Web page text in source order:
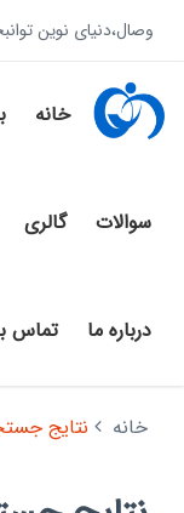
وصال،دنیای نوین
خانه
سوالات گالری
درباره ما تماس
خانه نتایج